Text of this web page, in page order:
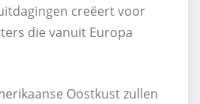
creëert voor
die vanuit Europa
Oostkust zullen